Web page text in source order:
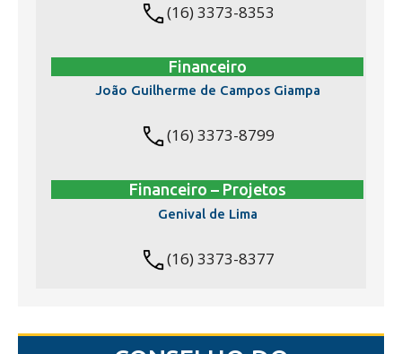
(16) 3373-8353
Financeiro
João Guilherme de Campos Giampa
(16) 3373-8799
Financeiro – Projetos
Genival de Lima
(16) 3373-8377